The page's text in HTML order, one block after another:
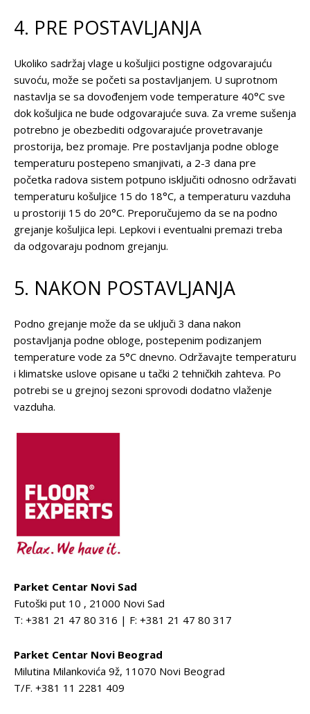
4. PRE POSTAVLJANJA
Ukoliko sadržaj vlage u košuljici postigne odgovarajuću
suvoću, može se početi sa postavljanjem. U suprotnom
nastavlja se sa dovođenjem vode temperature 40°C sve
dok košuljica ne bude odgovarajuće suva. Za vreme sušenja
potrebno je obezbediti odgovarajuće provetravanje
prostorija, bez promaje. Pre postavljanja podne obloge
temperaturu postepeno smanjivati, a 2-3 dana pre
početka radova sistem potpuno isključiti odnosno održavati
temperaturu košuljice 15 do 18°C, a temperaturu vazduha
u prostoriji 15 do 20°C. Preporučujemo da se na podno
grejanje košuljica lepi. Lepkovi i eventualni premazi treba
da odgovaraju podnom grejanju.
5. NAKON POSTAVLJANJA
Podno grejanje može da se uključi 3 dana nakon
postavljanja podne obloge, postepenim podizanjem
temperature vode za 5°C dnevno. Održavajte temperaturu
i klimatske uslove opisane u tački 2 tehničkih zahteva. Po
potrebi se u grejnoj sezoni sprovodi dodatno vlaženje
vazduha.
Parket Centar Novi Sad
Futoški put 10 , 21000 Novi Sad
T: +381 21 47 80 316 | F: +381 21 47 80 317
Parket Centar Novi Beograd
Milutina Milankovića 9ž, 11070 Novi Beograd
T/F. +381 11 2281 409